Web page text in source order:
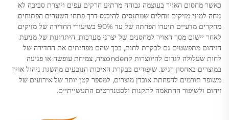
כאשר מחסום האויר בעוצמה גבוהה מרתיע חרקים עפים ויוצרת סביבה לא
נוחה למיני מזיקים זוחלים שמתנסים להיכנס דרך פתחי השערים הפתוחים.
מחקרים מדעיים תיעדו הפחתה של עד 90% בשיעורי החדירה של מזיקים
לאחר יישום מסך האויר למחסנים של יצרני מערכות. היתרונות של מניעת
הזיהום מתפשטים גם לבקרת לחות, בכך שהם מפחיתים את החדירה של
לחות שעלולה לגרום להיווצרות קondenציה, צמיחת עופשה או פגיעה
במוצרים באחסון רגיש. שיפורים בבקרת האיכות הנובעים מהשגת ניהול אויר
משופר תורמים להפחתת אובדן מוצרים, למספר קטן יותר של אירועים של
זיהום ולשיפור ההתאמה לתקנות ולסטנדרטים התעשייתיים.